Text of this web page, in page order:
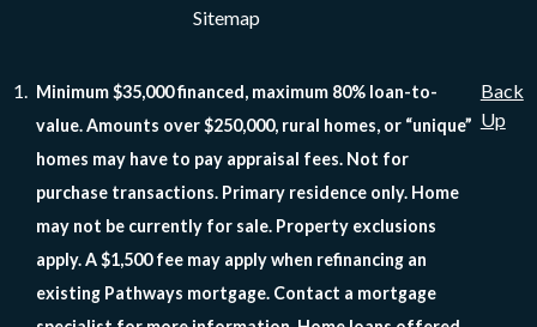
Sitemap
Minimum $35,000 financed, maximum 80% loan-to-
value. Amounts over $250,000, rural homes, or “unique”
homes may have to pay appraisal fees. Not for
purchase transactions. Primary residence only. Home
may not be currently for sale. Property exclusions
apply. A $1,500 fee may apply when refinancing an
existing Pathways mortgage. Contact a mortgage
Back
Up